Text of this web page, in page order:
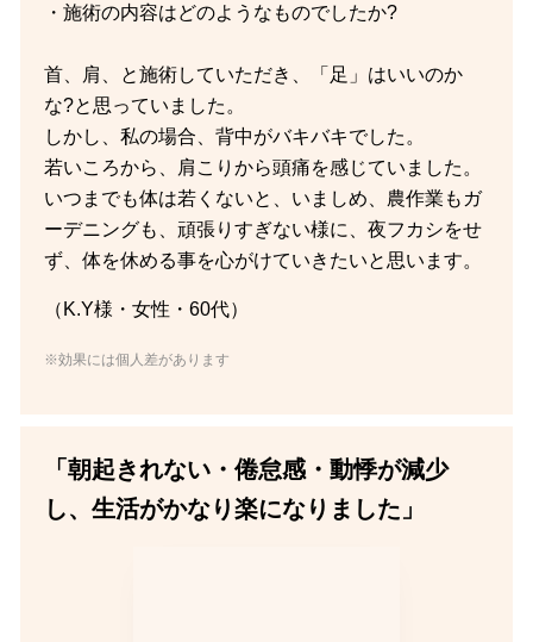
・施術の内容はどのようなものでしたか?
首、肩、と施術していただき、「足」はいいのか
な?と思っていました。
しかし、私の場合、背中がバキバキでした。
若いころから、肩こりから頭痛を感じていました。
いつまでも体は若くないと、いましめ、農作業もガ
ーデニングも、頑張りすぎない様に、夜フカシをせ
ず、体を休める事を心がけていきたいと思います。
（K.Y様・女性・60代）
※効果には個人差があります
「朝起きれない・倦怠感・動悸が減少
し、生活がかなり楽になりました」